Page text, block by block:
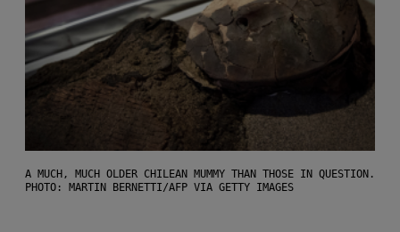
A MUCH, MUCH OLDER CHILEAN MUMMY THAN THOSE IN QUESTION.
PHOTO: MARTIN BERNETTI/AFP VIA GETTY IMAGES